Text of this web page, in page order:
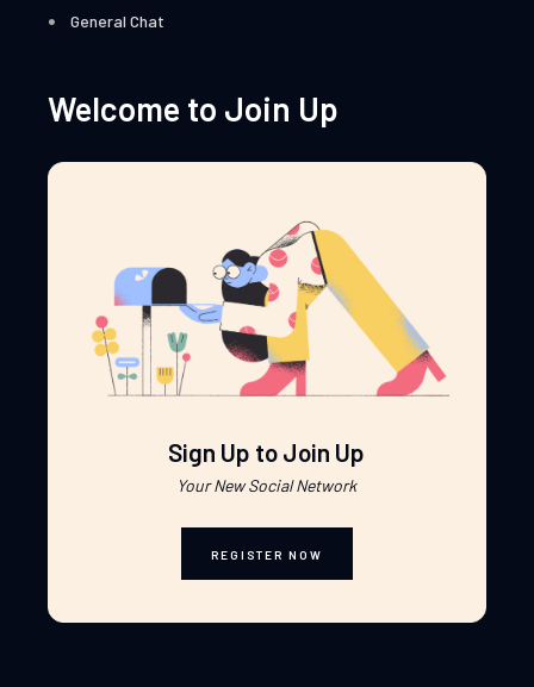
General Chat
Welcome to Join Up
Sign Up to Join Up
Your New Social Network
REGISTER NOW